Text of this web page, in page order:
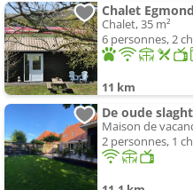
Chalet Egmond
Chalet, 35 m²
6 personnes, 2
11 km
De oude
Maison de
2 personnes, 1